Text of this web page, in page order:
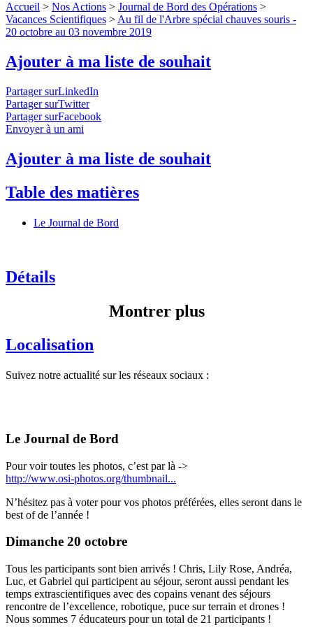
Accueil > Nos Actions > Journal de Bord des Opérations >
Vacances Scientifiques > Au fil de l'Arbre spécial chauves souris -
20 octobre au 03 novembre 2019
Ajouter à ma liste de souhait
Partager surLinkedIn
Partager surTwitter
Partager surFacebook
Envoyer à un ami
Ajouter à ma liste de souhait
Table des matières
Le Journal de Bord
Détails
Montrer plus
Localisation
Suivez notre actualité sur les réseaux sociaux :
Le Journal de Bord
Pour voir toutes les photos, c’est par là ->
http://www.osi-photos.org/thumbnail...
N’hésitez pas à voter pour vos photos préférées, elles seront dans le
best of de l’année !
Dimanche 20 octobre
Tous les participants sont bien arrivés ! Chris, Lily Rose, Andréa,
Luc, et Gabriel qui participent au séjour, seront aussi pendant les
temps extrascientifiques avec des copains venant des séjours
rencontre de l’excellence, robotique, puce sur terrain et drones !
Nous sommes 7 éducateurs pour un total de 21 participants !